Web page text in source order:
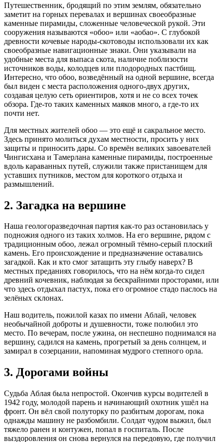
Путешественник, бродящий по этим землям, обязательно
заметит на горных перевалах и вершинах своеобразные
каменные пирамиды, сложенные человеческой рукой. Эти
сооружения называются «обоо» или «аобао». С глубокой
древности кочевые народы-скотоводы использовали их как
своеобразные навигационные знаки. Они указывали на
удобные места для выпаса скота, наличие поблизости
источников воды, колодцев или плодородных пастбищ.
Интересно, что обоо, возведённый на одной вершине, всегда
был виден с места расположения одного-двух других,
создавая целую сеть ориентиров, хотя и не со всех точек
обзора. Где-то таких каменных маяков много, а где-то их
почти нет.
Для местных жителей обоо — это ещё и сакральное место.
Здесь принято молиться духам местности, просить у них
защиты и приносить дары. Со времён великих завоевателей
Чингисхана и Тамерлана каменные пирамиды, построенные
вдоль караванных путей, служили также пристанищем для
уставших путников, местом для короткого отдыха и
размышлений.
2. Загадка на вершине
Наша геологоразведочная партия как-то раз остановилась у
подножия одного из таких холмов. На его вершине, рядом с
традиционным обоо, лежал огромный тёмно-серый плоский
камень. Его происхождение и предназначение оставались
загадкой. Как и кто смог затащить эту глыбу наверх? В
местных преданиях говорилось, что на нём когда-то сидел
древний кочевник, наблюдая за бескрайними просторами, или
что здесь отдыхал пастух, пока его огромное стадо паслось на
зелёных склонах.
Наш водитель, пожилой казах по имени Аблай, человек
необычайной доброты и душевности, тоже полюбил это
место. По вечерам, после ужина, он неспешно поднимался на
вершину, садился на камень, прогретый за день солнцем, и
замирал в созерцании, напоминая мудрого степного орла.
3. Дорогами войны
Судьба Аблая была непростой. Окончив курсы водителей в
1942 году, молодой парень и начинающий охотник ушёл на
фронт. Он вёл свой полуторку по разбитым дорогам, пока
однажды машину не разбомбили. Солдат чудом выжил, был
тяжело ранен и контужен, попал в госпиталь. После
выздоровления он снова вернулся на передовую, где получил